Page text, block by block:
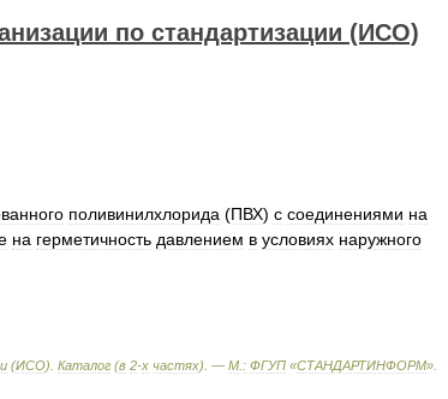
по стандартизации (ИСО)
поливинилхлорида (ПВХ) с соединениями на
на герметичность давлением в условиях наружного
(ИСО). Каталог (в 2-х частях). — М : ФГУП «СТАНДАРТИНФОРМ»